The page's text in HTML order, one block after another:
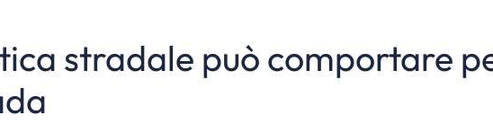
stradale può comportare